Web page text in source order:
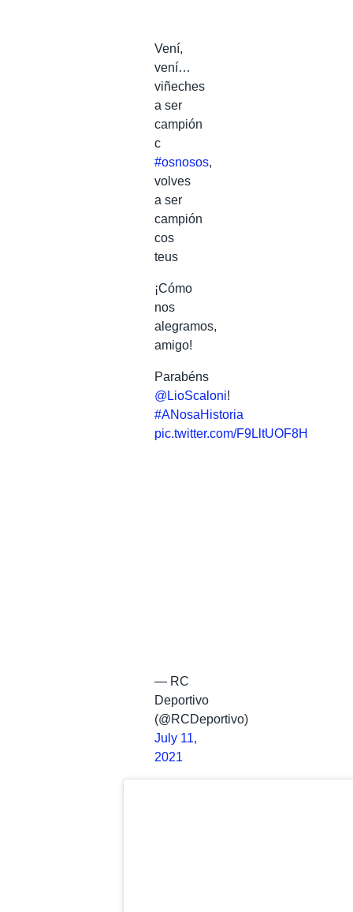
Vení,
vení…
viñeches
a ser
campión
c
#osnosos,
volves
a ser
campión
cos
teus
¡Cómo
nos
alegramos,
amigo!
Parabéns
@LioScaloni!
#ANosaHistoria
pic.twitter.com/F9LltUOF8H
— RC
Deportivo
(@RCDeportivo)
July 11,
2021